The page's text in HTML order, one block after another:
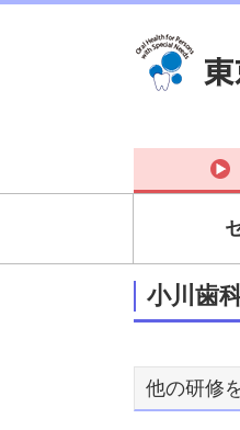
小川歯
他の研修